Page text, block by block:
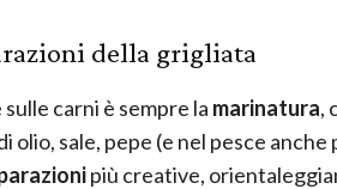
della grigliata
sulle carni è sempre la marinatura,
olio, sale, pepe (e nel pesce anche
più creative,